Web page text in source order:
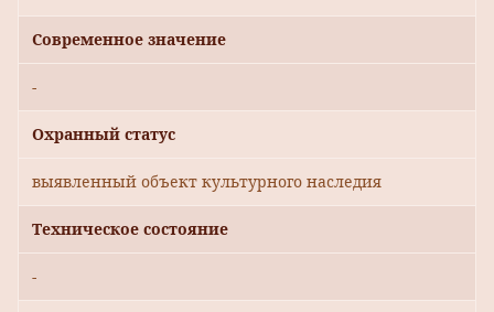
Современное значение
-
Охранный статус
выявленный объект культурного наследия
Техническое состояние
-